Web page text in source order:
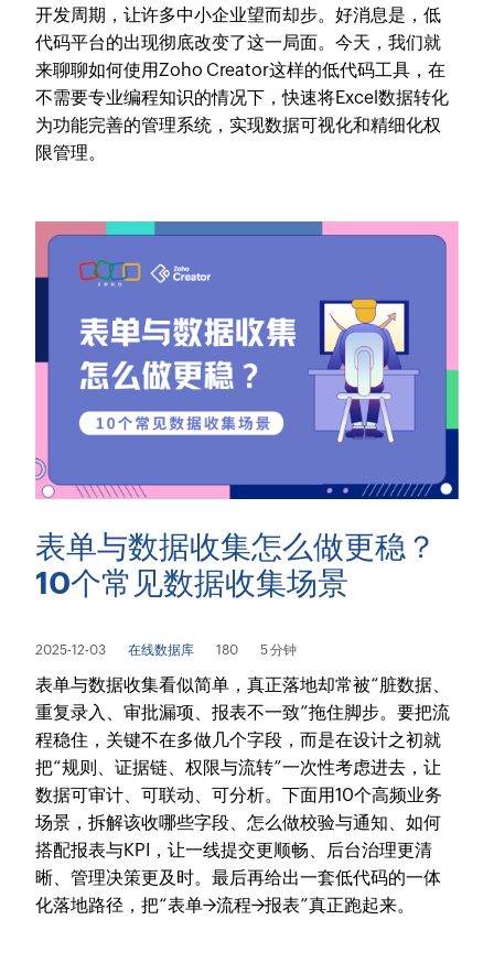
开发周期，让许多中小企业望而却步。好消息是，低
代码平台的出现彻底改变了这一局面。今天，我们就
来聊聊如何使用Zoho Creator这样的低代码工具，在
不需要专业编程知识的情况下，快速将Excel数据转化
为功能完善的管理系统，实现数据可视化和精细化权
限管理。
表单与数据收集怎么做更稳？
10个常见数据收集场景
2025-12-03 在线数据库 180 5 分钟
表单与数据收集看似简单，真正落地却常被“脏数据、
重复录入、审批漏项、报表不一致”拖住脚步。要把流
程稳住，关键不在多做几个字段，而是在设计之初就
把“规则、证据链、权限与流转”一次性考虑进去，让
数据可审计、可联动、可分析。下面用10个高频业务
场景，拆解该收哪些字段、怎么做校验与通知、如何
搭配报表与KPI，让一线提交更顺畅、后台治理更清
晰、管理决策更及时。最后再给出一套低代码的一体
化落地路径，把“表单→流程→报表”真正跑起来。